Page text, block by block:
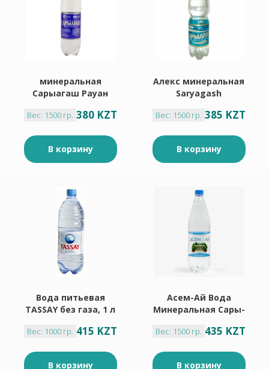
минеральная
Сарыагаш Рауан
Вес: 1500 гр. 380 KZT
В корзину
Алекс минеральная
Saryagash
Вес: 1500 гр. 385 KZT
В корзину
Вода питьевая
TASSAY без газа, 1 л
Вес: 1000 гр. 415 KZT
В корзину
Асем-Ай Вода
Минеральная Сары-
Вес: 1500 гр. 435 KZT
В корзину